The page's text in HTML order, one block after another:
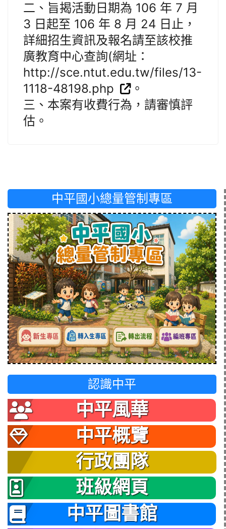
二、旨揭活動日期為 106 年 7 月
3 日起至 106 年 8 月 24 日止，
詳細招生資訊及報名請至該校推
廣教育中心查詢(網址：
http://sce.ntut.edu.tw/files/13-
1118-48198.php
。
三、本案有收費行為，請審慎評
估。
中平國小總量管制專區
認識中平
中平風華
中平概覽
行政團隊
班級網頁
中平圖書館